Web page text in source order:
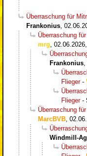
Überraschung für
Frankonius
Überraschung
mrg
Frankonius
Flieger-
Flieger-
Überraschung
MarcBVB
Windmill-